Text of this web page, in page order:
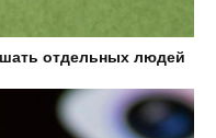
отдельных людей